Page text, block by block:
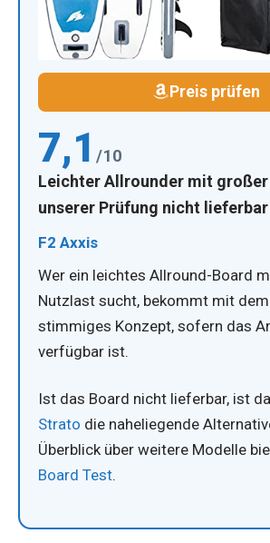
Preis prüfen
7,1 /10
Leichter Allrounder mit
unserer Prüfung nicht lieferbar
F2 Axxis
Wer ein leichtes Allround-Board
Nutzlast sucht, bekommt mit
stimmiges Konzept, sofern das
verfügbar ist.
Ist das Board nicht lieferbar, ist
Strato die naheliegende
Überblick über weitere Modelle
Board Test.